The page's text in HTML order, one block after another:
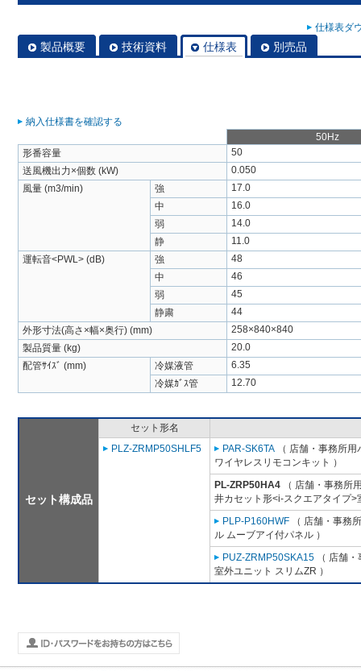
仕様表ダ
製品概要 技術資料 仕様表 別売品
納入仕様書を確認する
50Hz
形番容量
50
送風機出力×個数 (kW)
0.050
風量 (m3/min)
強
17.0
中
16.0
弱
14.0
静
11.0
運転音<PWL> (dB)
強
48
中
46
弱
45
静粛
44
外形寸法(高さ×幅×奥行) (mm)
258×840×840
製品質量 (kg)
20.0
配管ｻｲｽﾞ (mm)
冷媒液管
6.35
冷媒ｶﾞｽ管
12.70
セット構成品
セット形名
PLZ-ZRMP50SHLF5
PAR-SK6TA （ 店舗・事務所
ワイヤレスリモコンキット ）
PL-ZRP50HA4 （ 店舗・事務所
井カセット形<i-スクエアタイプ>
PLP-P160HWF （ 店舗・事務
ル ムーブアイ付パネル ）
PUZ-ZRMP50SKA15 （ 店舗
室外ユニット スリムZR ）